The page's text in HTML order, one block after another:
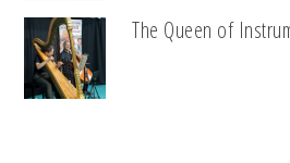
The Queen of